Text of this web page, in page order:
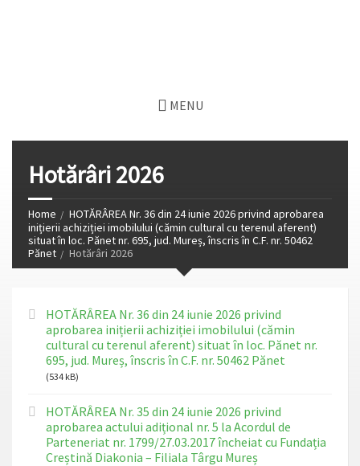
MENU
Hotărâri 2026
Home
HOTĂRÂREA Nr. 36 din 24 iunie 2026 privind aprobarea
inițierii achiziției imobilului (cămin cultural cu terenul aferent)
situat în loc. Pănet nr. 695, jud. Mureș, înscris în C.F. nr. 50462
Pănet
Hotărâri 2026
HOTĂRÂREA Nr. 36 din 24 iunie 2026 privind
aprobarea inițierii achiziției imobilului (cămin
cultural cu terenul aferent) situat în loc. Pănet nr.
695, jud. Mureș, înscris în C.F. nr. 50462 Pănet
(534 kB)
HOTĂRÂREA Nr. 35 din 24 iunie 2026 privind
aprobarea actului adițional nr. 5 la Acordul de
Parteneriat nr. 1799/27.03.2017 încheiat cu Fundația
Creștină Diakonia – Filiala Târgu Mureș